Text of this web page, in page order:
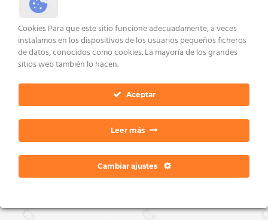
AVISO LEGAL Y CONDICIONES
Copyright 2026 ©Dan Ratia
Cookies Para que este sitio funcione adecuadamente, a veces
instalamos en los dispositivos de los usuarios pequeños ficheros
de datos, conocidos como cookies. La mayoría de los grandes
sitios web también lo hacen.
Aceptar
Leer más
Cambiar ajustes